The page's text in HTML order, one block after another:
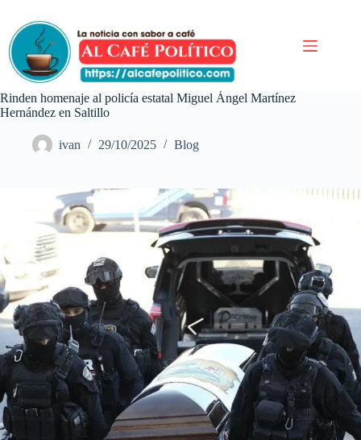
contenido
Rinden homenaje al policía estatal Miguel Ángel Martínez
Hernández en Saltillo
ivan 29/10/2025 Blog